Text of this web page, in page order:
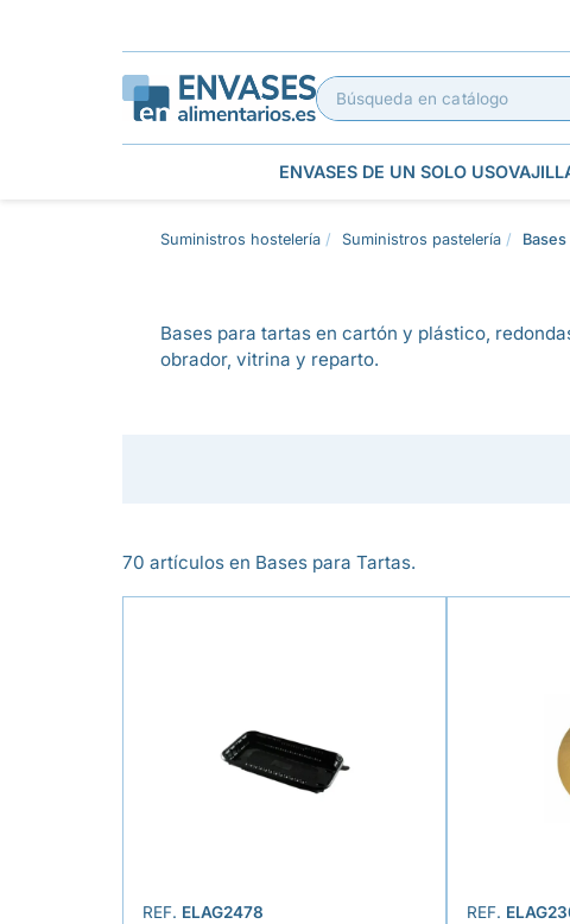
ENVASES DE UN SOLO USO
Suministros hostelería Suministros pastelería
Bases para tartas en cartón y plástico,
obrador, vitrina y reparto.
70 artículos en Bases para Tartas.
REF. ELAG2478 REF.